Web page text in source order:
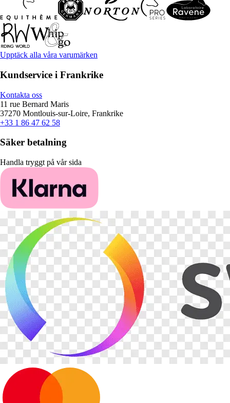
Upptäck alla våra varumärken
Kundservice i Frankrike
Kontakta oss
11 rue Bernard Maris
37270 Montlouis-sur-Loire, Frankrike
+33 1 86 47 62 58
Säker betalning
Handla tryggt på vår sida